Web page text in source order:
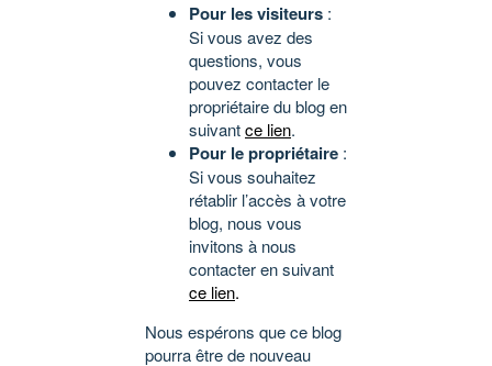
Pour les visiteurs :
Si vous avez des
questions, vous
pouvez contacter le
propriétaire du blog en
suivantce lien.
Pour le propriétaire :
Si vous souhaitez
rétablir l’accès à votre
blog, nous vous
invitons à nous
contacter en suivant
ce lien.
Nous espérons que ce blog
pourra être de nouveau